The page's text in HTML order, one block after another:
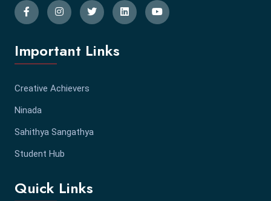
Important Links
Creative Achievers
Ninada
Sahithya Sangathya
Student Hub
Quick Links